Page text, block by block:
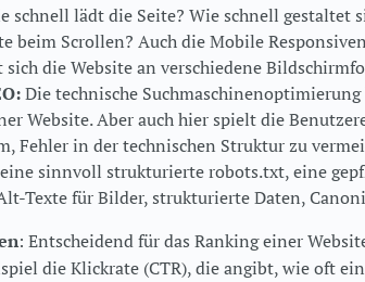
schnell lädt die Seite? Wie schnell
beim Scrollen? Auch die Mobile
die Website an verschiedene
Die technische
Website. Aber auch hier spielt die
Fehler in der technischen Struktur zu
sinnvoll strukturierte robots.txt, eine
Texte für Bilder, strukturierte Daten,
: Entscheidend für das Ranking einer
die Klickrate (CTR), die angibt, wie oft